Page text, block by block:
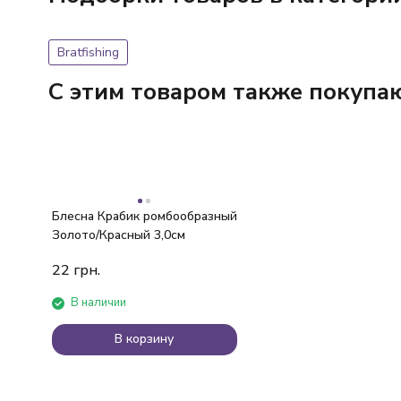
Bratfishing
C этим товаром также
Блесна Крабик ромбообразный
Золото/Красный 3,0см
22 грн.
В наличии
В корзину